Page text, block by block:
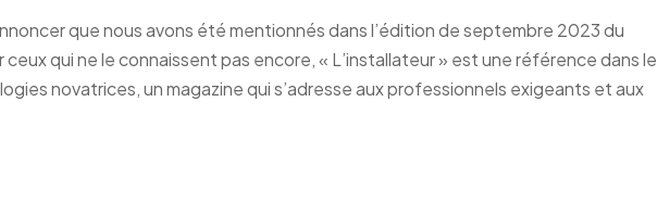
que nous avons été mentionnés dans l’édition de septembre 2023 du
ceux qui ne le connaissent pas encore, « L’installateur » est une référence dans le
novatrices, un magazine qui s’adresse aux professionnels exigeants et aux